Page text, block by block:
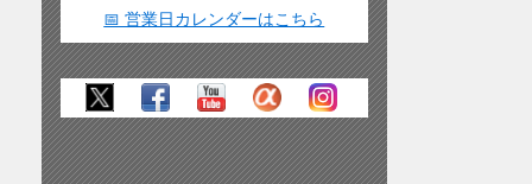
📅 営業日カレンダーはこちら